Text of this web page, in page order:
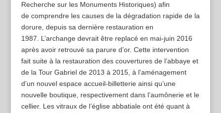
Recherche sur les Monuments Historiques) afin
de comprendre les causes de la dégradation rapide de la
dorure, depuis sa dernière restauration en
1987. L’archange devrait être replacé en mai-juin 2016
après avoir retrouvé sa parure d’or. Cette intervention
fait suite à la restauration des couvertures de l’abbaye et
de la Tour Gabriel de 2013 à 2015, à l’aménagement
d’un nouvel espace accueil-billetterie ainsi qu’une
nouvelle boutique, respectivement dans l’aumônerie et le
cellier. Les vitraux de l’église abbatiale ont été quant à